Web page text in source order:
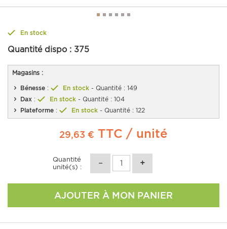
En stock
Quantité dispo : 375
Magasins :
Bénesse : En stock - Quantité : 149
Dax : En stock - Quantité : 104
Plateforme : En stock - Quantité : 122
29,63 € TTC / unité
Quantité
unité(s) :
AJOUTER À MON PANIER